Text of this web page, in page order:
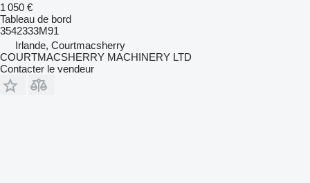
1 050 €
Tableau de bord
3542333M91
Irlande, Courtmacsherry
COURTMACSHERRY MACHINERY LTD
Contacter le vendeur